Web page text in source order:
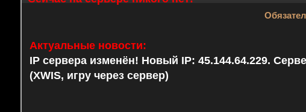
Актуальные новости:
IP сервера изменён! Новый IP: 45.144.64.229.
(XWIS, игру через сервер)